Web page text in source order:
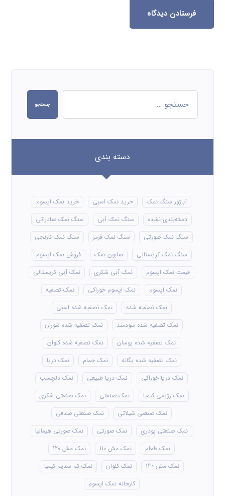
فرستادن دیدگاه
جستجو
دسته بندی
آباژور سنگ نمک خرید نمک اسبی
خرید نمک اپسوم
دسته‌بندی نشده
سنگ نمک آبی
سنگ نمک صادراتی
سنگ نمک صورتی
سنگ نمک قرمز
سنگ نمک نارنجی
سنگ نمک کریستالی
صابون نمک
فروش نمک اپسوم
قیمت نمک اپسوم
نمک آبی شکری
نمک آبی کریستالی
نمک اپسوم
نمک اپسوم خوراکی
نمک تصفیه
نمک تصفیه شده
نمک تصفیه شده اسبی
نمک تصفیه شده سودمند
نمک تصفیه شده شوران
نمک تصفیه شده پوسان
نمک تصفیه شده کلوان
نمک تصفیه شده یگانه
نمک حمام
نمک دریا
نمک دریا خوراکی
نمک دریا طبیعی
نمک دلچسب
نمک رژیمی کیمیا
نمک صنعتی
نمک صنعتی شکری
نمک صنعتی شیلاتی
نمک صنعتی صدفی
نمک صنعتی پودری
نمک صورتی
نمک صورتی هیمالیا
نمک طعام
نمک مش 110
نمک مش 120
نمک مش 130
نمک کلوان
نمک کم سدیم کیمیا
کارخانه نمک اپسوم